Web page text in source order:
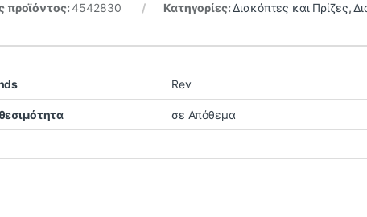
προϊόντος:4542830 Κατηγορίες: Διακόπτες και Πρίζες,
Rev
σε Απόθεμα